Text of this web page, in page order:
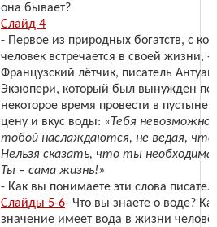
она бывает?
Слайд 4
- Первое из природных богатств, с
человек встречается в своей жизни, -
Французский лётчик, писатель
Экзюпери, который был вынужден по
некоторое время провести в пустыне,
цену и вкус воды: «Тебя невозможно
тобой наслаждаются, не ведая,
Нельзя сказать, что ты необходима
Ты – сама жизнь!»
- Как вы понимаете эти слова
Слайды 5-6- Что вы знаете о воде?
значение имеет вода в жизни